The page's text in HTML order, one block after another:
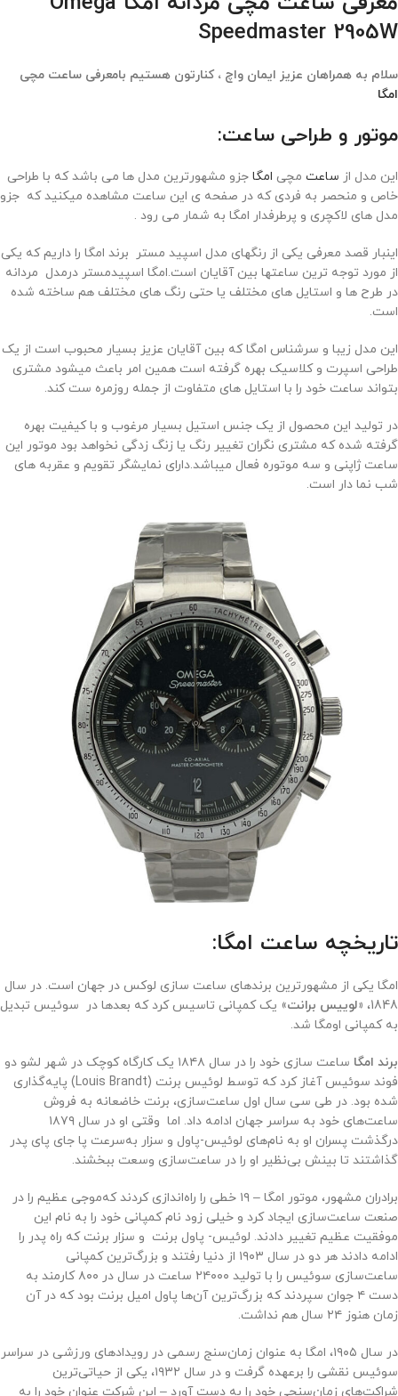
Speedmaster 2905W
سلام به همراهان عزیز ایمان واچ ، کنارتون هستیم بامعرفی ساعت مچی
امگا
موتور و طراحی ساعت:
این مدل از ساعت مچی امگا جزو مشهورترین مدل ها می باشد که با طراحی
خاص و منحصر به فردی که در صفحه ی این ساعت مشاهده میکنید که جزو
مدل های لاکچری و پرطرفدار امگا به شمار می رود .
اینبار قصد معرفی یکی از رنگهای مدل اسپید مستر برند امگا را داریم که یکی
از مورد توجه ترین ساعتها بین آقایان است.امگا اسپیدمستر درمدل مردانه
در طرح ها و استایل های مختلف یا حتی رنگ های مختلف هم ساخته شده
است.
این مدل زیبا و سرشناس امگا که بین آقایان عزیز بسیار محبوب است از یک
طراحی اسپرت و کلاسیک بهره گرفته است همین امر باعث میشود مشتری
بتواند ساعت خود را با استایل های متفاوت از جمله روزمره ست کند.
در تولید این محصول از یک جنس استیل بسیار مرغوب و با کیفیت بهره
گرفته شده که مشتری نگران تغییر رنگ یا زنگ زدگی نخواهد بود موتور این
ساعت ژاپنی و سه موتوره فعال میباشد.دارای نمایشگر تقویم و عقربه های
شب نما دار است.
تاریخچه ساعت امگا:
امگا یکی از مشهورترین برندهای ساعت سازی لوکس در جهان است. در سال
1848، «لوییس برانت» یک کمپانی تاسیس کرد که بعدها در سوئیس تبدیل
به کمپانی اومگا شد.
برند امگا
ساعت‌ سازی خود را در سال ۱۸۴۸ یک کارگاه کوچک در شهر لشو دو
فوند سوئیس آغاز کرد که توسط لوئیس برنت (Louis Brandt) پایه‌گذاری
شده بود. در طی سی سال اول ساعت‌سازی، برنت خاضعانه به فروش
ساعت‌های خود به سراسر جهان ادامه داد. اما وقتی او در سال ۱۸۷۹
درگذشت پسران او به نام‌های لوئیس-پاول و سزار به‌سرعت پا جای پای پدر
گذاشتند تا بینش بی‌نظیر او را در ساعت‌سازی وسعت ببخشند.
برادران مشهور، موتور امگا – ۱۹ خطی را راه‌اندازی کردند که‌موجی عظیم را در
صنعت ساعت‌سازی ایجاد کرد و خیلی زود نام کمپانی خود را به نام این
موفقیت عظیم تغییر دادند. لوئیس- پاول برنت و سزار برنت که راه پدر را
ادامه دادند هر دو در سال ۱۹۰۳ از دنیا رفتند و بزرگ‌ترین کمپانی
ساعت‌سازی سوئیس را با تولید ۲۴۰۰۰ ساعت در سال در ۸۰۰ کارمند به
دست ۴ جوان سپردند که بزرگ‌ترین آن‌ها پاول امیل برنت بود که در آن
زمان هنوز ۲۴ سال هم نداشت.
در سال ۱۹۰۵، امگا به عنوان زمان‌سنج رسمی در رویدادهای ورزشی در سراسر
سوئیس نقشی را برعهده گرفت و در سال ۱۹۳۲، یکی از حیاتی‌ترین
شراکت‌های زمان‌سنجی خود را به دست آورد – این شرکت عنوان خود را به